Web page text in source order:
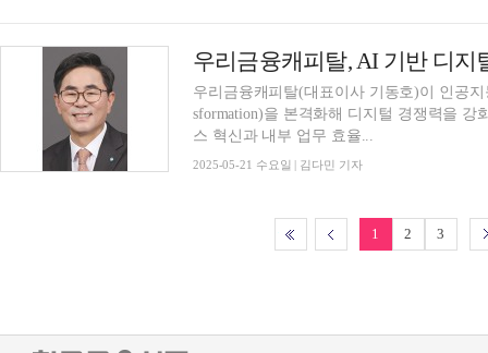
우리금융캐피탈, AI 기반 디지
우리금융캐피탈(대표이사 기동호)이 인공
sformation)을 본격화해 디지털 경쟁력을
스 혁신과 내부 업무 효율...
2025-05-21 수요일 | 김다민 기자
1 2 3